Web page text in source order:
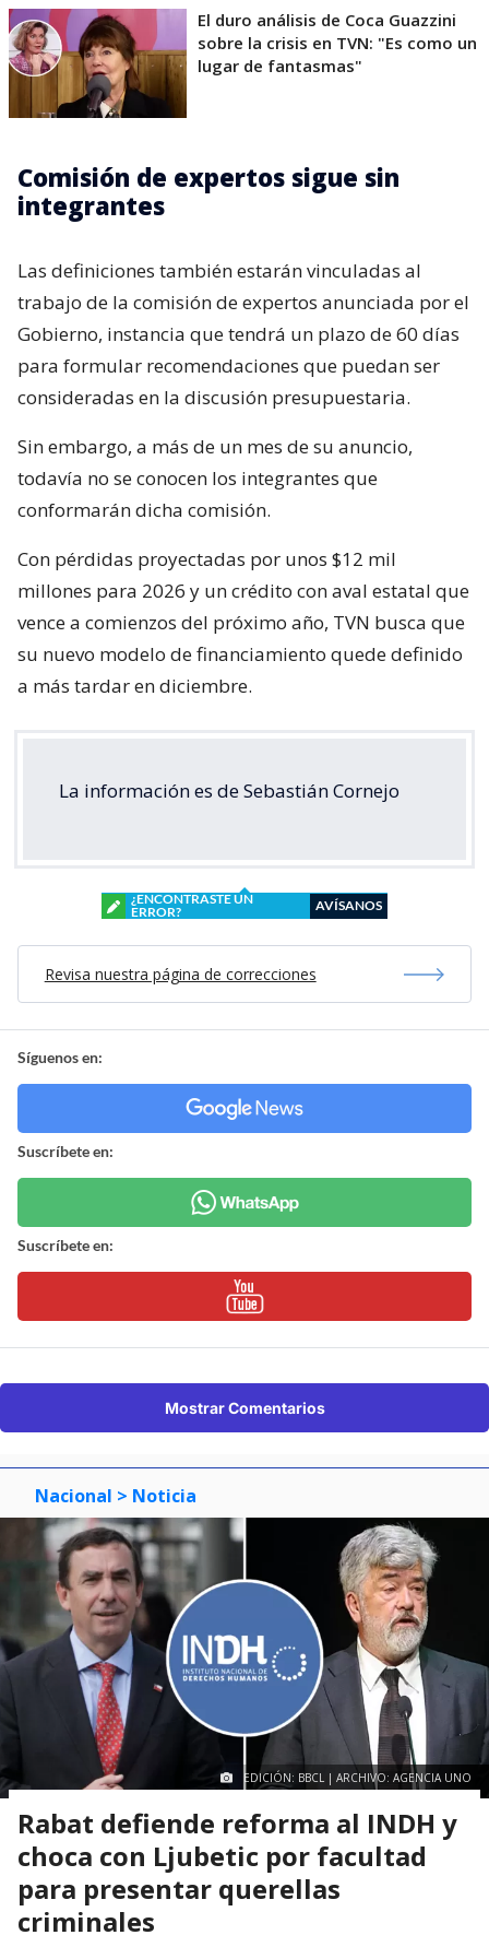
El duro análisis de Coca Guazzini
sobre la crisis en TVN: "Es como un
lugar de fantasmas"
Comisión de expertos sigue sin
integrantes
Las definiciones también estarán vinculadas al
trabajo de la comisión de expertos anunciada por el
Gobierno, instancia que tendrá un plazo de 60 días
para formular recomendaciones que puedan ser
consideradas en la discusión presupuestaria.
Sin embargo, a más de un mes de su anuncio,
todavía no se conocen los integrantes que
conformarán dicha comisión.
Con pérdidas proyectadas por unos $12 mil
millones para 2026 y un crédito con aval estatal que
vence a comienzos del próximo año, TVN busca que
su nuevo modelo de financiamiento quede definido
a más tardar en diciembre.
La información es de Sebastián Cornejo
¿ENCONTRASTE UN
ERROR?
AVÍSANOS
Revisa nuestra página de correcciones
Síguenos en:
Suscríbete en:
Suscríbete en:
Mostrar Comentarios
Nacional > Noticia
EDICIÓN: BBCL | ARCHIVO: AGENCIA UNO
Rabat defiende reforma al INDH y
choca con Ljubetic por facultad
para presentar querellas
criminales